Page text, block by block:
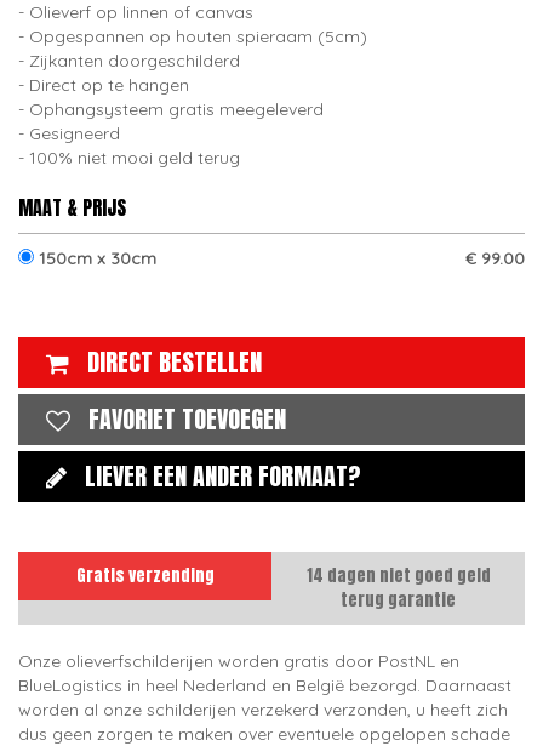
Olieverf op linnen of canvas
Opgespannen op houten spieraam (5cm)
Zijkanten doorgeschilderd
Direct op te hangen
Ophangsysteem gratis meegeleverd
Gesigneerd
100% niet mooi geld terug
MAAT & PRIJS
150cm x 30cm € 99.00
DIRECT BESTELLEN
FAVORIET TOEVOEGEN
LIEVER EEN ANDER FORMAAT?
Gratis verzending
14 dagen niet goed geld
terug garantie
Onze olieverfschilderijen worden gratis door PostNL en
BlueLogistics in heel Nederland en België bezorgd. Daarnaast
worden al onze schilderijen verzekerd verzonden, u heeft zich
dus geen zorgen te maken over eventuele opgelopen schade